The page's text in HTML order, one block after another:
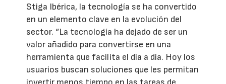
Stiga Ibérica, la tecnología se ha convertido
en un elemento clave en la evolución del
sector. “La tecnología ha dejado de ser un
valor añadido para convertirse en una
herramienta que facilita el día a día. Hoy los
usuarios buscan soluciones que les permitan